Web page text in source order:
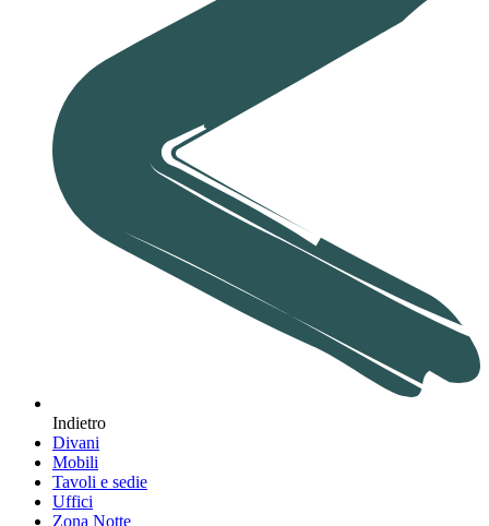
Indietro
Divani
Mobili
Tavoli e sedie
Uffici
Zona Notte